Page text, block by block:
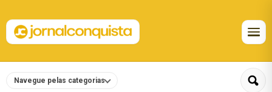
Navegue pelas categorias